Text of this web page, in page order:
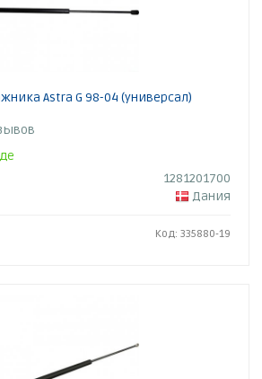
Astra G 98-04 (универсал)
1281201700
Дания
Код: 335880-19